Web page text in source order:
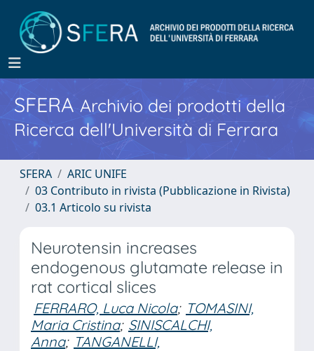
SFERA Archivio dei prodotti della
Ricerca dell'Università di Ferrara
SFERA
ARIC UNIFE
03 Contributo in rivista (Pubblicazione in Rivista)
03.1 Articolo su rivista
Neurotensin increases
endogenous glutamate release in
rat cortical slices
FERRARO, Luca Nicola; TOMASINI,
Maria Cristina; SINISCALCHI,
Anna; TANGANELLI,